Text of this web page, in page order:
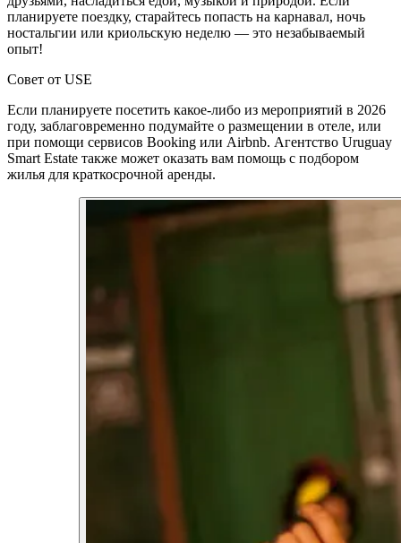
планируете поездку, старайтесь попасть на карнавал, ночь
ностальгии или криольскую неделю — это незабываемый
опыт!
Совет от USE
Если планируете посетить какое-либо из мероприятий в 2026
году, заблаговременно подумайте о размещении в отеле, или
при помощи сервисов Booking или Airbnb. Агентство Uruguay
Smart Estate также может оказать вам помощь с подбором
жилья для краткосрочной аренды.